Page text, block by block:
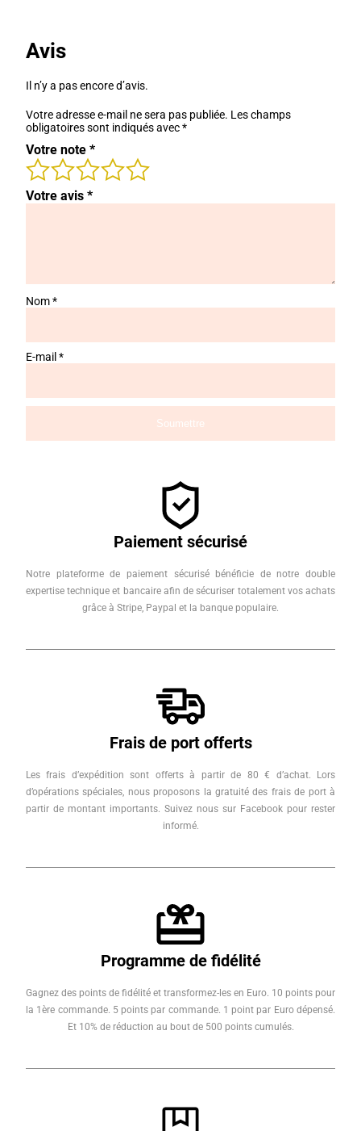
Avis
Il n’y a pas encore d’avis.
Votre adresse e-mail ne sera pas publiée. Les champs
obligatoires sont indiqués avec*
Votre note *
Votre avis *
Nom*
E-mail *
Paiement sécurisé
Notre plateforme de paiement sécurisé bénéficie de notre double
expertise technique et bancaire afin de sécuriser totalement vos achats
grâce à Stripe, Paypal et la banque populaire.
Frais de port offerts
Les frais d’expédition sont offerts à partir de 80 € d’achat. Lors
d’opérations spéciales, nous proposons la gratuité des frais de port à
partir de montant importants. Suivez nous sur Facebook pour rester
informé.
Programme de fidélité
Gagnez des points de fidélité et transformez-les en Euro. 10 points pour
la 1ère commande. 5 points par commande. 1 point par Euro dépensé.
Et 10% de réduction au bout de 500 points cumulés.